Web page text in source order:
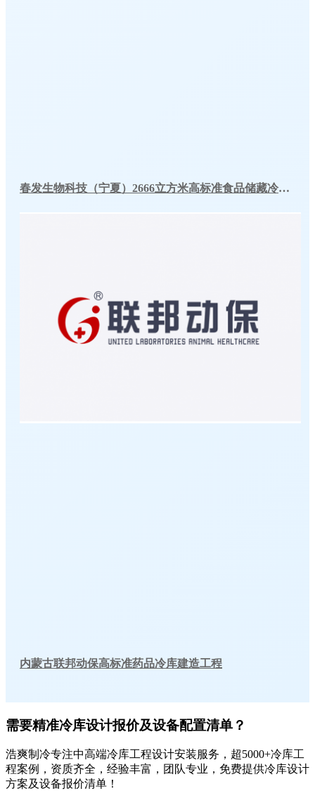
春发生物科技（宁夏）2666立方米高标准食品储藏冷库工程案例
内蒙古联邦动保高标准药品冷库建造工程
需要精准冷库设计报价及设备配置清单？
浩爽制冷专注中高端冷库工程设计安装服务，超5000+冷库工
程案例，资质齐全，经验丰富，团队专业，免费提供冷库设计
方案及设备报价清单！